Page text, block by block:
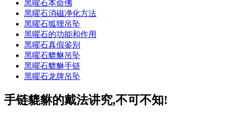
黑曜石本命佛
黑曜石消磁净化方法
黑曜石狐狸吊坠
黑曜石的功能和作用
黑曜石真假鉴别
黑曜石貔貅吊坠
黑曜石貔貅手链
黑曜石龙牌吊坠
手链貔貅的戴法讲究,不可不知!